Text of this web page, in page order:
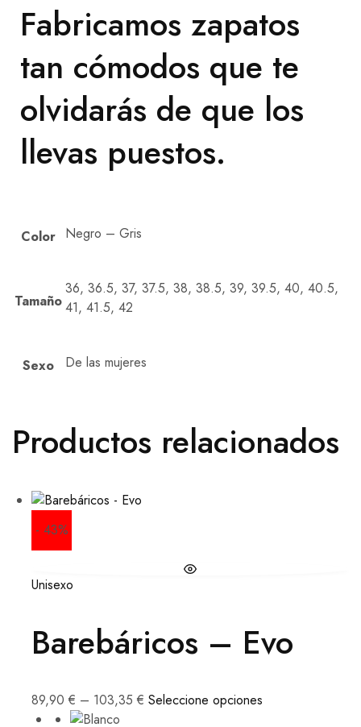
Fabricamos zapatos
tan cómodos que te
olvidarás de que los
llevas puestos.
Color Negro – Gris
Tamaño
36, 36.5, 37, 37.5, 38, 38.5, 39, 39.5, 40, 40.5,
41, 41.5, 42
Sexo De las mujeres
Productos relacionados
- 43%
Unisexo
Barebáricos – Evo
89,90 € – 103,35 € Seleccione opciones